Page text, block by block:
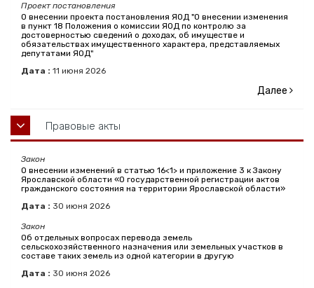
Проект постановления
О внесении проекта постановления ЯОД "О внесении изменения
в пункт 18 Положения о комиссии ЯОД по контролю за
достоверностью сведений о доходах, об имуществе и
обязательствах имущественного характера, представляемых
депутатами ЯОД"
Дата : 11 июня 2026
Далее
Правовые акты
Закон
О внесении изменений в статью 16<1> и приложение 3 к Закону
Ярославской области «О государственной регистрации актов
гражданского состояния на территории Ярославской области»
Дата : 30 июня 2026
Закон
Об отдельных вопросах перевода земель
сельскохозяйственного назначения или земельных участков в
составе таких земель из одной категории в другую
Дата : 30 июня 2026